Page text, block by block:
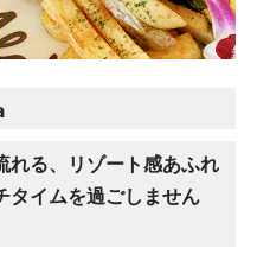
れる、リゾート感あふれ
タイムを過ごしません